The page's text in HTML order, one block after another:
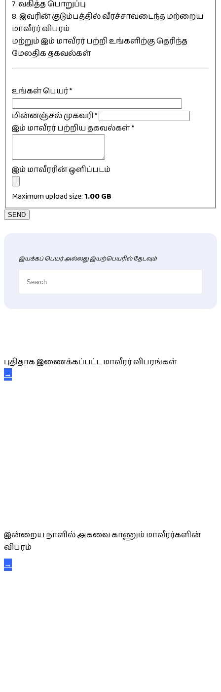
7. வகித்த பொறுப்பு
8. இவரின் குடும்பத்தில் வீரச்சாவடைந்த மற்றைய
மாவீரர் விபரம்
மற்றும் இம் மாவீரர் பற்றி உங்களிற்கு தெரிந்த
மேலதிக தகவல்கள்
உங்கள் பெயர்*
மின்னஞ்சல் முகவரி*
இம் மாவீரர் பற்றிய தகவல்கள்*
இம் மாவீரரின் ஒளிப்படம்
Maximum upload size:1.00 GB
SEND
இயக்கப் பெயர் அல்லது இயற்பெயரில் தேடவும்
புதிதாக இணைக்கப்பட்ட மாவீரர் விபரங்கள்
→
இன்றைய நாளில் அகவை காணும் மாவீரர்களின்
விபரம்
→